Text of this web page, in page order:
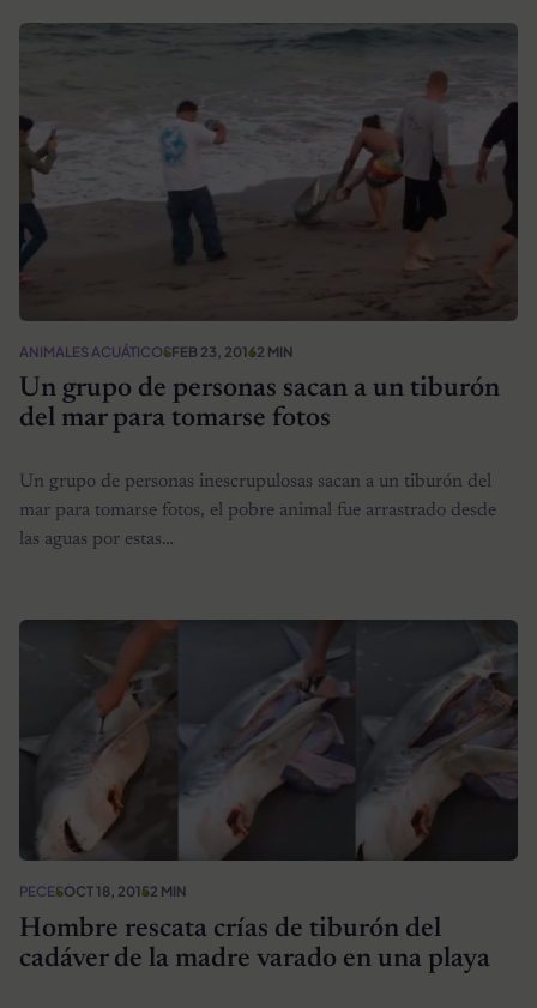
ANIMALES ACUÁTICOSFEB 23, 20162 MIN
Un grupo de personas sacan a un tiburón
del mar para tomarse fotos
Un grupo de personas inescrupulosas sacan a un tiburón del
mar para tomarse fotos, el pobre animal fue arrastrado desde
las aguas por estas…
PECESOCT 18, 20152 MIN
Hombre rescata crías de tiburón del
cadáver de la madre varado en una playa